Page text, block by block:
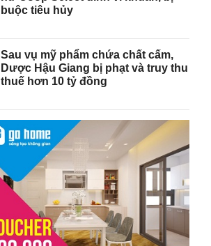
buộc tiêu hủy
Sau vụ mỹ phẩm chứa chất cấm,
Dược Hậu Giang bị phạt và truy thu
thuế hơn 10 tỷ đồng